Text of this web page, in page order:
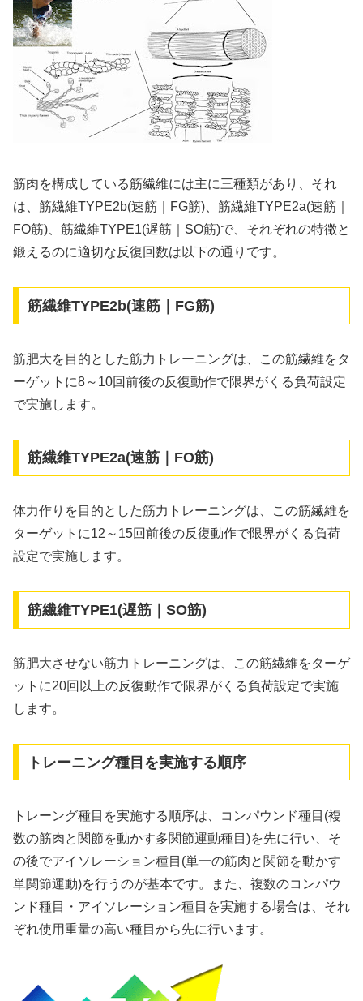
筋肉を構成している筋繊維には主に三種類があり、それ
は、筋繊維TYPE2b(速筋｜FG筋)、筋繊維TYPE2a(速筋｜
FO筋)、筋繊維TYPE1(遅筋｜SO筋)で、それぞれの特徴と
鍛えるのに適切な反復回数は以下の通りです。
筋繊維TYPE2b(速筋｜FG筋)
筋肥大を目的とした筋力トレーニングは、この筋繊維をタ
ーゲットに8～10回前後の反復動作で限界がくる負荷設定
で実施します。
筋繊維TYPE2a(速筋｜FO筋)
体力作りを目的とした筋力トレーニングは、この筋繊維を
ターゲットに12～15回前後の反復動作で限界がくる負荷
設定で実施します。
筋繊維TYPE1(遅筋｜SO筋)
筋肥大させない筋力トレーニングは、この筋繊維をターゲ
ットに20回以上の反復動作で限界がくる負荷設定で実施
します。
トレーニング種目を実施する順序
トレーング種目を実施する順序は、コンパウンド種目(複
数の筋肉と関節を動かす多関節運動種目)を先に行い、そ
の後でアイソレーション種目(単一の筋肉と関節を動かす
単関節運動)を行うのが基本です。また、複数のコンパウ
ンド種目・アイソレーション種目を実施する場合は、それ
ぞれ使用重量の高い種目から先に行います。